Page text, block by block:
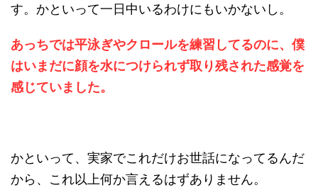
す。かといって一日中いるわけにもいかないし。
あっちでは平泳ぎやクロールを練習してるのに、僕
はいまだに顔を水につけられず取り残された感覚を
感じていました。
かといって、実家でこれだけお世話になってるんだ
から、これ以上何か言えるはずありません。